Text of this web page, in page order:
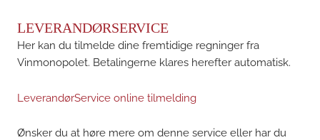
LEVERANDØRSERVICE
Her kan du tilmelde dine fremtidige regninger fra
Vinmonopolet. Betalingerne klares herefter automatisk.
LeverandørService online tilmelding
Ønsker du at høre mere om denne service eller har du